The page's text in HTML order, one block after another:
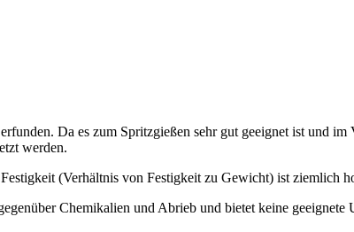
Da es zum Spritzgießen sehr gut geeignet ist und
werden.
(Verhältnis von Festigkeit zu Gewicht) ist ziemlich
Chemikalien und Abrieb und bietet keine